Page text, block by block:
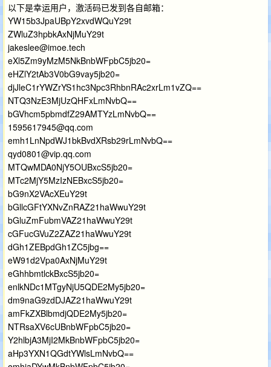
以下是幸运用户，激活码已发到各自邮箱：
YW15b3JpaUBpY2xvdWQuY29t
ZWluZ3hpbkAxNjMuY29t
jakeslee@imoe.tech
eXl5Zm9yMzM5NkBnbWFpbC5jb20=
eHZlY2tAb3V0bG9vay5jb20=
djJleC1rYWZrYS1hc3Npc3RhbnRAc2xrLm1vZQ==
NTQ3NzE3MjUzQHFxLmNvbQ==
bGVhcm5pbmdfZ29AMTYzLmNvbQ==
1595617945@qq.com
emh1LnNpdWJ1bkBvdXRsb29rLmNvbQ==
qyd0801@vip.qq.com
MTQwMDA0NjY5OUBxcS5jb20=
MTc2MjY5MzIzNEBxcS5jb20=
bG9nX2VAcXEuY29t
bGllcGFtYXNvZnRAZ21haWwuY29t
bGluZmFubmVAZ21haWwuY29t
cGFucGVuZ2ZAZ21haWwuY29t
dGh1ZEBpdGh1ZC5jbg==
eW91d2Vpa0AxNjMuY29t
eGhhbmtlckBxcS5jb20=
enlkNDc1MTgyNjU5QDE2My5jb20=
dm9naG9zdDJAZ21haWwuY29t
amFkZXBlbmdjQDE2My5jb20=
NTRsaXV6cUBnbWFpbC5jb20=
Y2hlbjA3MjI2MkBnbWFpbC5jb20=
aHp3YXN1QGdtYWlsLmNvbQ==